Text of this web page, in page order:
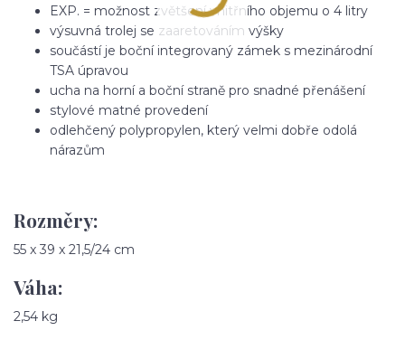
EXP. = možnost zvětšení vnitřního objemu o 4 litry
výsuvná trolej se zaaretováním výšky
součástí je boční integrovaný zámek s mezinárodní
TSA úpravou
ucha na horní a boční straně pro snadné přenášení
stylové matné provedení
odlehčený polypropylen, který velmi dobře odolá
nárazům
Rozměry:
55 x 39 x 21,5/24 cm
Váha:
2,54 kg